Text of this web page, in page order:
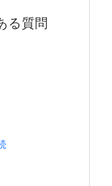
る質問